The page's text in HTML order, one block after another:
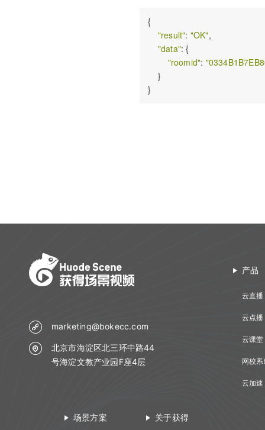
{
"result": "OK",
"data": {
"roomid":
    }
marketing@bokecc.com
北京市海淀区北三环中路44
号海淀文教产业园F座4层
产品
云直播
云点播
云课堂
网校
云加速
场景方案 关于获得